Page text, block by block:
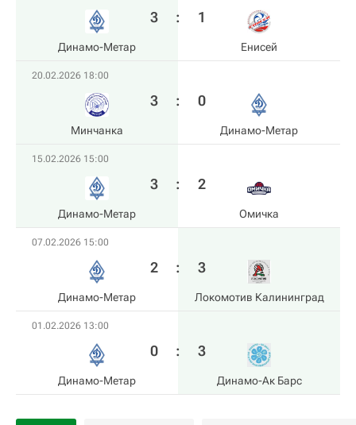
Динамо-Метар
3 : 1
Енисей
20.02.2026 18:00
Минчанка
3 : 0
Динамо-Метар
15.02.2026 15:00
Динамо-Метар
3 : 2
Омичка
07.02.2026 15:00
Динамо-Метар
2 : 3
Локомотив Калининград
01.02.2026 13:00
Динамо-Метар
0 : 3
Динамо-Ак Барс